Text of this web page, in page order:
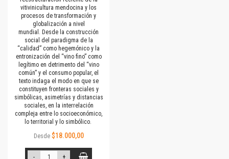
vitivinicultura mendocina y los
procesos de transformación y
globalización a nivel
mundial. Desde la construcción
social del paradigma de la
“calidad” como hegemónico y la
entronización del “vino fino” como
legítimo en detrimento del “vino
común” y el consumo popular, el
texto indaga el modo en que se
constituyen fronteras sociales y
simbólicas, asimetrías y distancias
sociales, en la interrelación
compleja entre lo socioeconómico,
lo territorial y lo simbólico.
Desde $18.000,00
- +